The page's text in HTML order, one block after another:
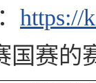
https://
国赛